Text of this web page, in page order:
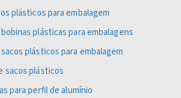
plásticos para embalagem
plásticas para embalagens
plásticos para embalagem
sacos plásticos
para perfil de alumínio